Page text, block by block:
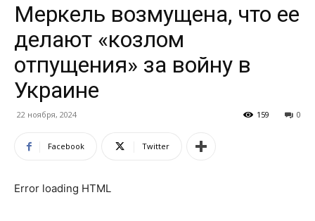
Меркель возмущена, что ее
делают «козлом
отпущения» за войну в
Украине
22 ноября, 2024 0
159
Facebook Twitter
Error loading HTML